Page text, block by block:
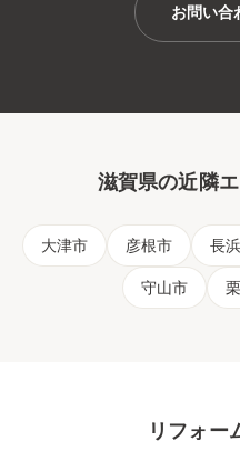
お問い合
滋賀県の近隣
大津市 彦根市 長
守山市
リフォー